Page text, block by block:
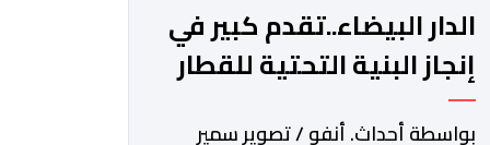
الدار البيضاء..تقدم كبير في
إنجاز البنية التحتية للقطار
فائق السرعة
بواسطة أحداث. أنفو / تصوير سمير